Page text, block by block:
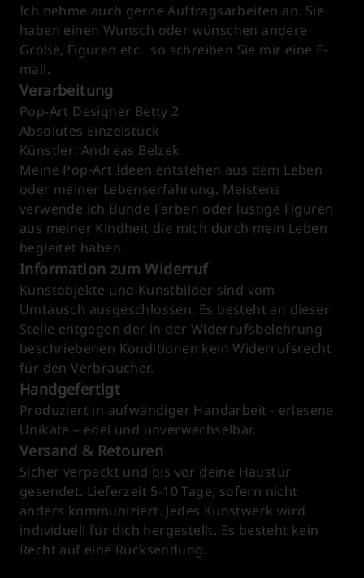
Ich nehme auch gerne Auftragsarbeiten an. Sie
haben einen Wunsch oder wünschen andere
Größe, Figuren etc. so schreiben Sie mir eine E-
mail.
Verarbeitung
Pop-Art Designer Betty 2
Absolutes Einzelstück
Künstler: Andreas Belzek
Meine Pop-Art Ideen entstehen aus dem Leben
oder meiner Lebenserfahrung. Meistens
verwende ich Bunde Farben oder lustige Figuren
aus meiner Kindheit die mich durch mein Leben
begleitet haben.
Information zum Widerruf
Kunstobjekte und Kunstbilder sind vom
Umtausch ausgeschlossen. Es besteht an dieser
Stelle entgegen der in der Widerrufsbelehrung
beschriebenen Konditionen kein Widerrufsrecht
für den Verbraucher.
Handgefertigt
Produziert in aufwändiger Handarbeit - erlesene
Unikate – edel und unverwechselbar.
Versand & Retouren
Sicher verpackt und bis vor deine Haustür
gesendet. Lieferzeit 5-10 Tage, sofern nicht
anders kommuniziert. Jedes Kunstwerk wird
individuell für dich hergestellt. Es besteht kein
Recht auf eine Rücksendung.